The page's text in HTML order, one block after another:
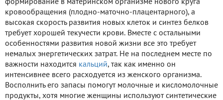
формирование в материнском организме нового круга
кровообращения (плодно-маточно-плацентарного), а
высокая скорость развития новых клеток и синтез белков
требует хорошей текучести крови. Вместе с остальными
особенностями развития новой жизни все это требует
немалых энергетических затрат. Не на последнем месте по
важности находится кальций, так как именно он
интенсивнее всего расходуется из женского организма.
Восполнить его запасы помогут молочные и кисломолочные
продукты, хотя многие женщины используют синтетические